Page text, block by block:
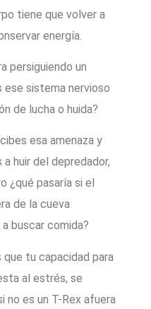
tiene que volver a
energía.
persiguiendo un
ese sistema nervioso
de lucha o huida?
esa amenaza y
huir del depredador,
¿qué pasaría si el
de la cueva
buscar comida?
tu capacidad para
al estrés, se
no es un T-Rex afuera